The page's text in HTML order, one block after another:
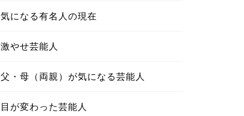
気になる有名人の現在
激やせ芸能人
父・母（両親）が気になる芸能人
目が変わった芸能人